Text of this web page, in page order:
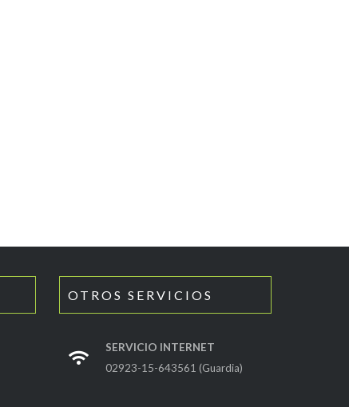
OTROS SERVICIOS
SERVICIO INTERNET
02923-15-643561 (Guardia)